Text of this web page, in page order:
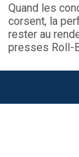
Quand les
corsent, la
rester au
presses Roll-